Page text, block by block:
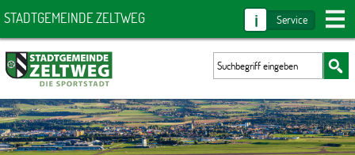
STADTGEMEINDE ZELTWEG i Service